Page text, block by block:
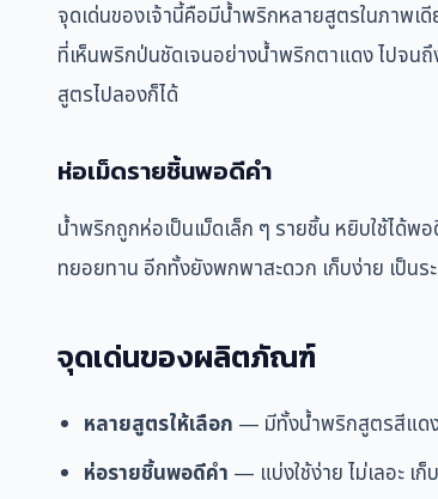
จุดเด่นของเจ้านี้คือมีน้ำพริกหลายสูตรในภาพ
ที่เห็นพริกป่นชัดเจนอย่างน้ำพริกตาแดง ไปจน
สูตรไปลองก็ได้
ห่อเม็ดรายชิ้นพอดีคำ
น้ำพริกถูกห่อเป็นเม็ดเล็ก ๆ รายชิ้น หยิบใช้ได้
ทยอยทาน อีกทั้งยังพกพาสะดวก เก็บง่าย เป็นร
จุดเด่นของผลิตภัณฑ์
หลายสูตรให้เลือก — มีทั้งน้ำพริกสูตรสีแดง
ห่อรายชิ้นพอดีคำ — แบ่งใช้ง่าย ไม่เลอะ เ